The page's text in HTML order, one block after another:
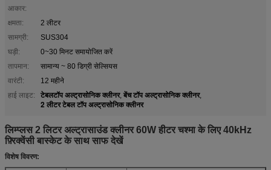
आकार:
क्षमता:
2 लीटर
सामग्री:
SUS304
घड़ी:
0~30 मिनट समायोजित करें
तापमान:
सामान्य ~ 80 डिग्री सेल्सियस
वारंटी:
12 महीने
हाई लाइट:
टेबलटॉप अल्ट्रासोनिक क्लीनर, बेंच टॉप अल्ट्रासोनिक क्लीनर,
2 लीटर टेबल टॉप अल्ट्रासोनिक क्लीनर
लिम्प्लस 2 लिटर अल्ट्रासाउंड क्लीनर 60W हीटर चश्मा के लिए 40kHz
फ़्रिक्वेंसी बास्केट के साथ साफ देखें
विशेष विवरण: